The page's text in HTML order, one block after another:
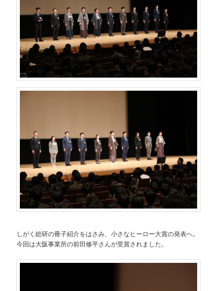
しがく総研の冊子紹介をはさみ、小さなヒーロー大賞の発表へ。
今回は大阪事業所の前田修平さんが受賞されました。